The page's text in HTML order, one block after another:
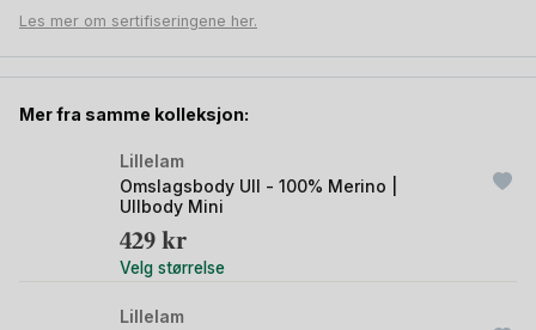
kvalitet Woolmark ull. Ulluen vil dermed ikke nuppe, og du
kan vaske den på 40 graders ullvask.
Les mer om sertifiseringene her.
Mer fra samme kolleksjon:
Lillelam
Omslagsbody Ull - 100% Merino |
Ullbody Mini
429kr
Velg størrelse
Lillelam